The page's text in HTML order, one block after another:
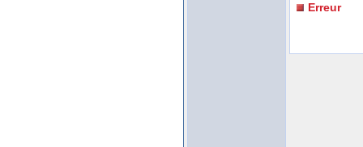
Erreur